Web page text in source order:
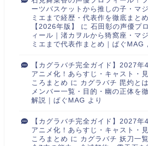
ーツバスケットから推しの子・マ
ミエまで経歴・代表作を徹底まとめ
【2026年版】
に 石田彰の声優プ
ィール｜渚カヲルから猗窩座・マ
ミエまで代表作まとめ｜ぱぐMAG
【カグラバチ完全ガイド】2027年4
アニメ化！あらすじ・キャスト・
ころまとめ に カグラバチ 毘灼と
メンバー一覧・目的・幽の正体を
解説｜ぱぐMAG より
【カグラバチ完全ガイド】2027年4
アニメ化！あらすじ・キャスト・
ころまとめ に カグラバチ 妖刀一覧